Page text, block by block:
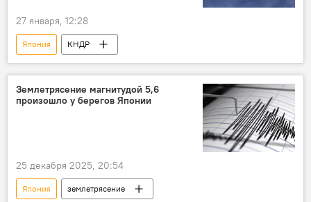
27 января, 12:28
Япония КНДР
Землетрясение магнитудой 5,6
произошло у берегов Японии
25 декабря 2025, 20:54
Япония землетрясение